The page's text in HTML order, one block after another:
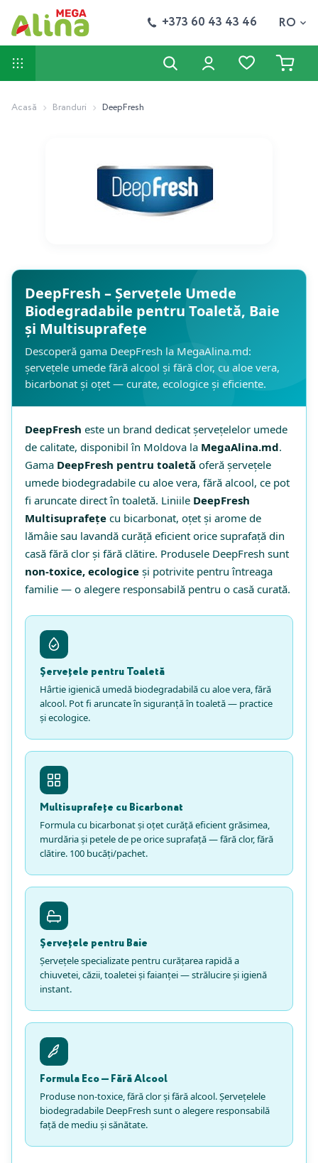
+373 60 43 43 46 RO
Acasă Branduri DeepFresh
DeepFresh – Șervețele Umede
Biodegradabile pentru Toaletă, Baie
și Multisuprafețe
Descoperă gama DeepFresh la MegaAlina.md:
șervețele umede fără alcool și fără clor, cu aloe vera,
bicarbonat și oțet — curate, ecologice și eficiente.
DeepFresh este un brand dedicat șervețelelor umede
de calitate, disponibil în Moldova la MegaAlina.md.
Gama DeepFresh pentru toaletă oferă șervețele
umede biodegradabile cu aloe vera, fără alcool, ce pot
fi aruncate direct în toaletă. Liniile DeepFresh
Multisuprafețe cu bicarbonat, oțet și arome de
lămâie sau lavandă curăță eficient orice suprafață din
casă fără clor și fără clătire. Produsele DeepFresh sunt
non-toxice, ecologice și potrivite pentru întreaga
familie — o alegere responsabilă pentru o casă curată.
Șervețele pentru Toaletă
Hârtie igienică umedă biodegradabilă cu aloe vera, fără
alcool. Pot fi aruncate în siguranță în toaletă — practice
și ecologice.
Multisuprafețe cu Bicarbonat
Formula cu bicarbonat și oțet curăță eficient grăsimea,
murdăria și petele de pe orice suprafață — fără clor, fără
clătire. 100 bucăți/pachet.
Șervețele pentru Baie
Șervețele specializate pentru curățarea rapidă a
chiuvetei, căzii, toaletei și faianței — strălucire și igienă
instant.
Formula Eco — Fără Alcool
Produse non-toxice, fără clor și fără alcool. Șervețelele
biodegradabile DeepFresh sunt o alegere responsabilă
față de mediu și sănătate.